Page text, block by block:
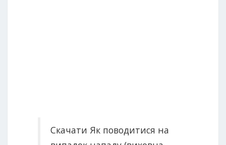
Скачати Як поводитися на